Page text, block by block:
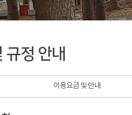
규정 안내
이용요금 및 안내